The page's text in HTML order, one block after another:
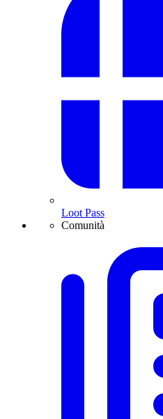
Loot Pass
Comunità